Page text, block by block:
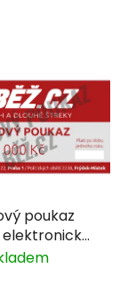
poukaz
elektronické